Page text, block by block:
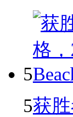
5
5获